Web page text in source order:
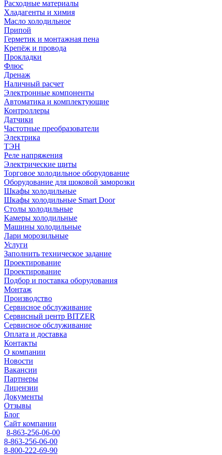
Расходные материалы
Хладагенты и химия
Масло холодильное
Припой
Герметик и монтажная пена
Крепёж и провода
Прокладки
Флюс
Дренаж
Наличный расчет
Электронные компоненты
Автоматика и комплектующие
Контроллеры
Датчики
Частотные преобразователи
Электрика
ТЭН
Реле напряжения
Электрические щиты
Торговое холодильное оборудование
Оборудование для шоковой заморозки
Шкафы холодильные
Шкафы холодильные Smart Door
Столы холодильные
Камеры холодильные
Машины холодильные
Лари морозильные
Услуги
Заполнить техническое задание
Проектирование
Проектирование
Подбор и поставка оборудования
Монтаж
Производство
Сервисное обслуживание
Сервисный центр BITZER
Сервисное обслуживание
Оплата и доставка
Контакты
О компании
Новости
Вакансии
Партнеры
Лицензии
Документы
Отзывы
Блог
Сайт компании
8-863-256-06-00
8-863-256-06-00
8-800-222-69-90